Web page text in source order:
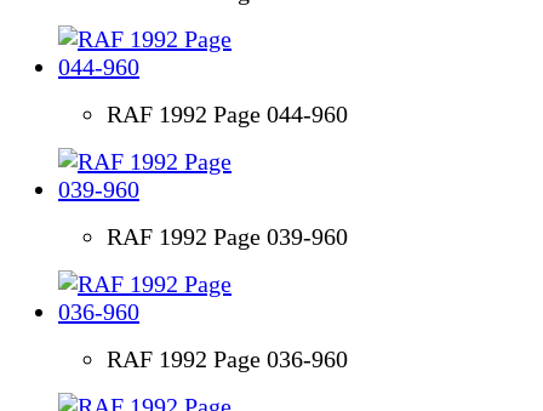
RAF 1992 Page 044-960
RAF 1992 Page 039-960
RAF 1992 Page 036-960